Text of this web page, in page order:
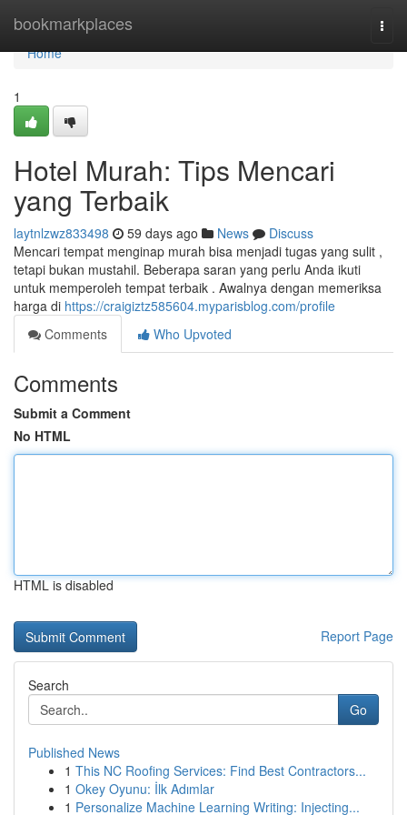
bookmarkplaces
Home
Home
1
Hotel Murah: Tips Mencari
yang Terbaik
laytnlzwz833498 59 days ago News
Discuss
Mencari tempat menginap murah bisa menjadi tugas yang sulit ,
tetapi bukan mustahil. Beberapa saran yang perlu Anda ikuti
untuk memperoleh tempat terbaik . Awalnya dengan memeriksa
harga di https://craigiztz585604.myparisblog.com/profile
Comments
Who Upvoted
Comments
Submit a Comment
No HTML
HTML is disabled
Report Page
Search
Go
Published News
1 This NC Roofing Services: Find Best Contractors...
1 Okey Oyunu: İlk Adımlar
1 Personalize Machine Learning Writing: Injecting...